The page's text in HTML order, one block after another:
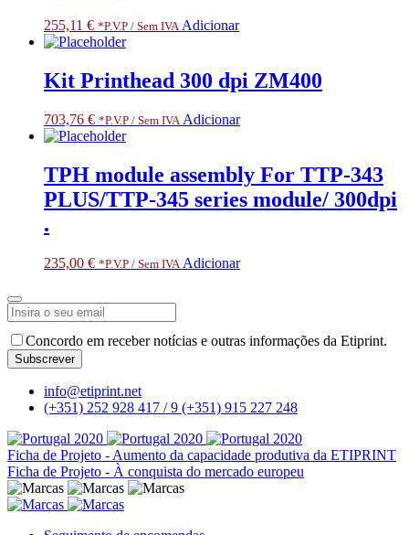
255,11 € *P.V.P / Sem IVA Adicionar
Kit Printhead 300 dpi ZM400
703,76 € *P.V.P / Sem IVA Adicionar
TPH module assembly For TTP-343
PLUS/TTP-345 series module/ 300dpi
.
235,00 € *P.V.P / Sem IVA Adicionar
Concordo em receber notícias e outras informações da Etiprint.
Subscrever
Website*
info@etiprint.net
(+351) 252 928 417 / 9 (+351) 915 227 248
Ficha de Projeto - Aumento da capacidade produtiva da ETIPRINT
Ficha de Projeto - À conquista do mercado europeu